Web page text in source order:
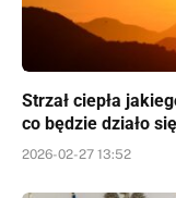
Strzał ciepła
co będzie działo
2026-02-27 13:52